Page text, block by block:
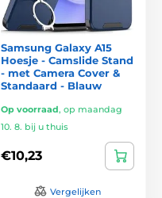
Samsung Galaxy A15
Hoesje - Camslide Stand
- met Camera Cover &
Standaard - Blauw
Op voorraad, op maandag
10. 8. bij u thuis
€10,23
Vergelijken